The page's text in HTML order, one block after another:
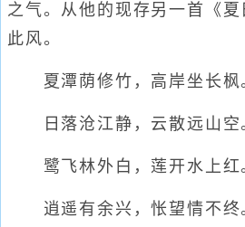
之气。从他的现存另一首《
此风。
夏潭荫修竹，高岸坐长枫
日落沧江静，云散远山空
鹭飞林外白，莲开水上红
逍遥有余兴，怅望情不终